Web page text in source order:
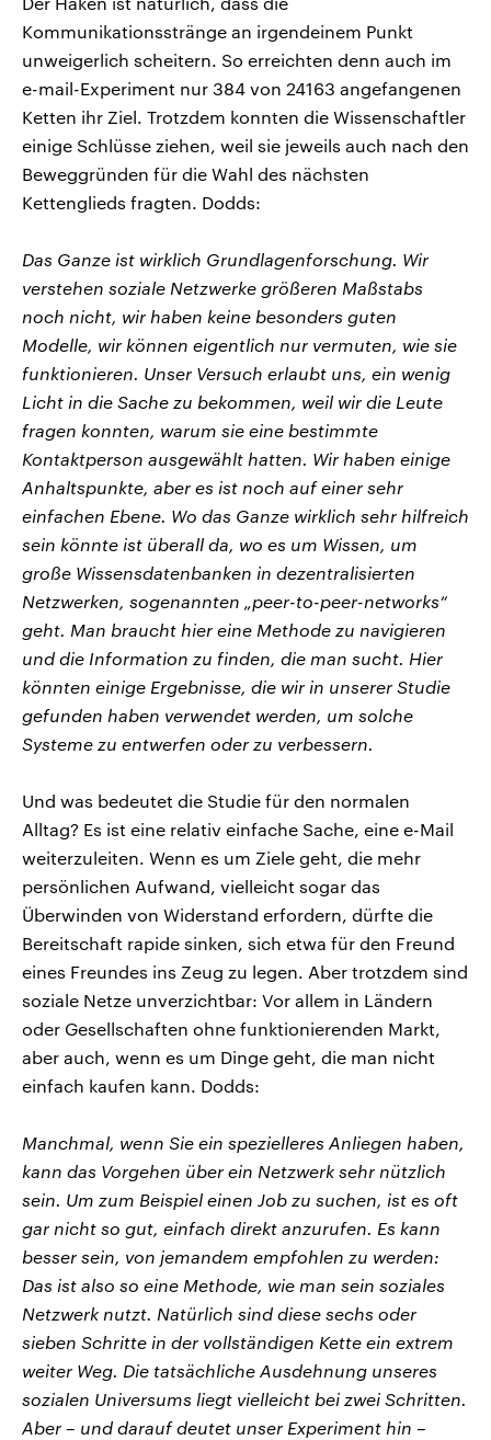
Kommunikationsstränge an irgendeinem Punkt
unweigerlich scheitern. So erreichten denn auch im
e-mail-Experiment nur 384 von 24163 angefangenen
Ketten ihr Ziel. Trotzdem konnten die Wissenschaftler
einige Schlüsse ziehen, weil sie jeweils auch nach den
Beweggründen für die Wahl des nächsten
Kettenglieds fragten. Dodds:
Das Ganze ist wirklich Grundlagenforschung. Wir
verstehen soziale Netzwerke größeren Maßstabs
noch nicht, wir haben keine besonders guten
Modelle, wir können eigentlich nur vermuten, wie sie
funktionieren. Unser Versuch erlaubt uns, ein wenig
Licht in die Sache zu bekommen, weil wir die Leute
fragen konnten, warum sie eine bestimmte
Kontaktperson ausgewählt hatten. Wir haben einige
Anhaltspunkte, aber es ist noch auf einer sehr
einfachen Ebene. Wo das Ganze wirklich sehr hilfreich
sein könnte ist überall da, wo es um Wissen, um
große Wissensdatenbanken in dezentralisierten
Netzwerken, sogenannten „peer-to-peer-networks“
geht. Man braucht hier eine Methode zu navigieren
und die Information zu finden, die man sucht. Hier
könnten einige Ergebnisse, die wir in unserer Studie
gefunden haben verwendet werden, um solche
Systeme zu entwerfen oder zu verbessern.
Und was bedeutet die Studie für den normalen
Alltag? Es ist eine relativ einfache Sache, eine e-Mail
weiterzuleiten. Wenn es um Ziele geht, die mehr
persönlichen Aufwand, vielleicht sogar das
Überwinden von Widerstand erfordern, dürfte die
Bereitschaft rapide sinken, sich etwa für den Freund
eines Freundes ins Zeug zu legen. Aber trotzdem sind
soziale Netze unverzichtbar: Vor allem in Ländern
oder Gesellschaften ohne funktionierenden Markt,
aber auch, wenn es um Dinge geht, die man nicht
einfach kaufen kann. Dodds:
Manchmal, wenn Sie ein spezielleres Anliegen haben,
kann das Vorgehen über ein Netzwerk sehr nützlich
sein. Um zum Beispiel einen Job zu suchen, ist es oft
gar nicht so gut, einfach direkt anzurufen. Es kann
besser sein, von jemandem empfohlen zu werden:
Das ist also so eine Methode, wie man sein soziales
Netzwerk nutzt. Natürlich sind diese sechs oder
sieben Schritte in der vollständigen Kette ein extrem
weiter Weg. Die tatsächliche Ausdehnung unseres
sozialen Universums liegt vielleicht bei zwei Schritten.
Aber – und darauf deutet unser Experiment hin –